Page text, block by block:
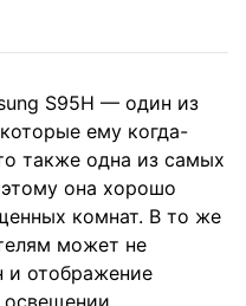
S95H — один из
ему когда-
также одна из самых
она хорошо
комнат. В то же
может не
и отображение